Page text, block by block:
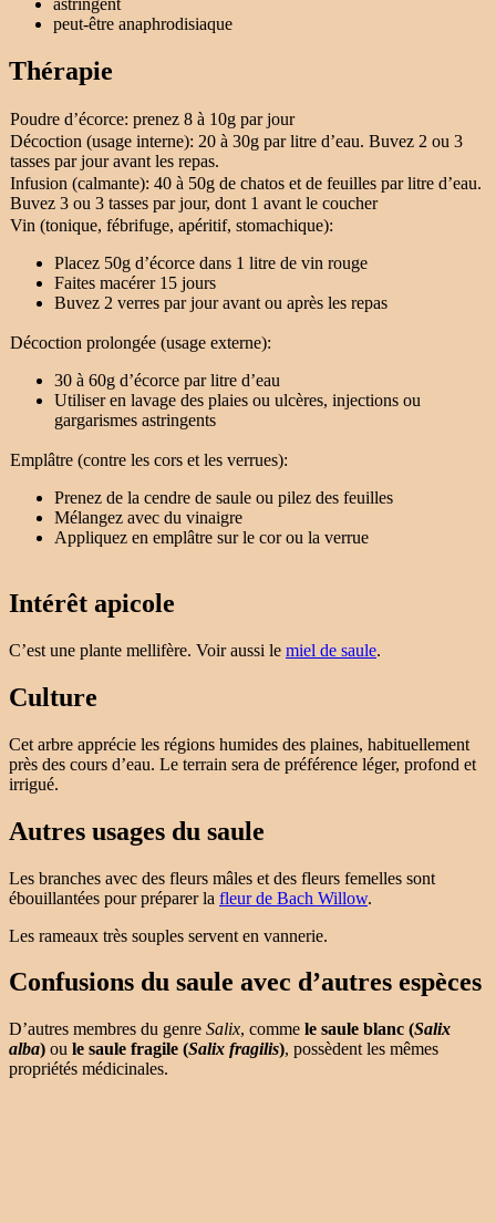
astringent
peut-être anaphrodisiaque
Thérapie
Poudre d’écorce: prenez 8 à 10g par jour
Décoction (usage interne): 20 à 30g par litre d’eau. Buvez 2 ou 3
tasses par jour avant les repas.
Infusion (calmante): 40 à 50g de chatos et de feuilles par litre d’eau.
Buvez 3 ou 3 tasses par jour, dont 1 avant le coucher
Vin (tonique, fébrifuge, apéritif, stomachique):
Placez 50g d’écorce dans 1 litre de vin rouge
Faites macérer 15 jours
Buvez 2 verres par jour avant ou après les repas
Décoction prolongée (usage externe):
30 à 60g d’écorce par litre d’eau
Utiliser en lavage des plaies ou ulcères, injections ou
gargarismes astringents
Emplâtre (contre les cors et les verrues):
Prenez de la cendre de saule ou pilez des feuilles
Mélangez avec du vinaigre
Appliquez en emplâtre sur le cor ou la verrue
Intérêt apicole
C’est une plante mellifère. Voir aussi le miel de saule.
Culture
Cet arbre apprécie les régions humides des plaines, habituellement
près des cours d’eau. Le terrain sera de préférence léger, profond et
irrigué.
Autres usages du saule
Les branches avec des fleurs mâles et des fleurs femelles sont
ébouillantées pour préparer la fleur de Bach Willow.
Les rameaux très souples servent en vannerie.
Confusions du saule avec d’autres espèces
D’autres membres du genre Salix, comme le saule blanc (Salix
alba) ou le saule fragile (Salix fragilis), possèdent les mêmes
propriétés médicinales.